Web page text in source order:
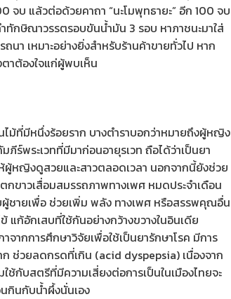
จบ แล้วต่อด้วยคาถา “นะโมพุทธายะ” อีก 100 จบ
กษิณาวรรตรอบขันน้ำมัน 3 รอบ หาภาชนะมาใส่
า เหมาะอย่างยิ่งสำหรับร้านค้าขายทั่วไป หาก
าต้องใจแก่ผู้พบเห็น
ม้ที่มีหนึ่งร้อยราก บางตำราบอกว่าหมายถึงผู้หญิง
ร์พระเวทที่มีมาก่อนอายุรเวท ถือได้ว่าเป็นยา
ผู้หญิงดูสวยและสาวตลอดเวลา นอกจากนี้ยังช่วย
กขาวเสื่อมสมรรถภาพทางเพศ หมดประจำเดือน
ผู้ชายเพื่อ ช่วยเพิ่ม พลัง ทางเพศ หรือสรรพคุณอื่น
แก้อักเสบที่ใช้กันอย่างกว้างขวางในอินเดีย
ากการศึกษาวิจัยเพื่อใช้เป็นยารักษาโรค มีการ
ก ช่วยลดกรดที่เกิน (acid dyspepsia) เนื่องจาก
กับสตรีที่มีความเสี่ยงต่อการเป็นในเมืองไทยจะ
กินกับน้ำผึ้งนั่นเอง